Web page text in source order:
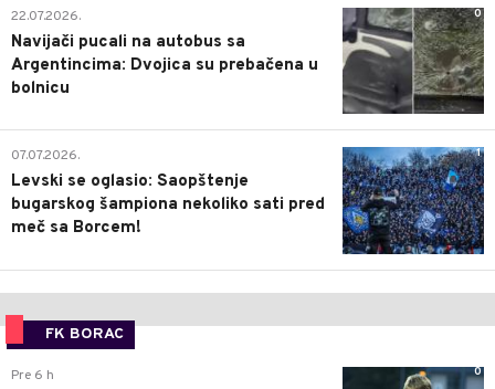
0
22.07.2026.
Navijači pucali na autobus sa
Argentincima: Dvojica su prebačena u
bolnicu
1
07.07.2026.
Levski se oglasio: Saopštenje
bugarskog šampiona nekoliko sati pred
meč sa Borcem!
FK BORAC
0
Pre 6 h